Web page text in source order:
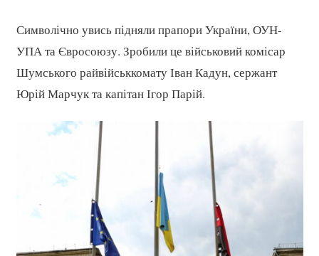
Символічно увись підняли прапори України, ОУН-
УПА та Євросоюзу. Зробили це військовий комісар
Шумського райвійськкомату Іван Кадун, сержант
Юрій Марчук та капітан Ігор Парій.